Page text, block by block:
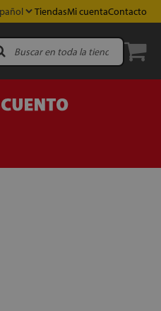
TiendasMi cuentaContacto